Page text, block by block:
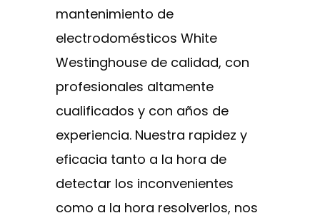
mantenimiento de
electrodomésticos White
Westinghouse de calidad, con
profesionales altamente
cualificados y con años de
experiencia. Nuestra rapidez y
eficacia tanto a la hora de
detectar los inconvenientes
como a la hora resolverlos, nos